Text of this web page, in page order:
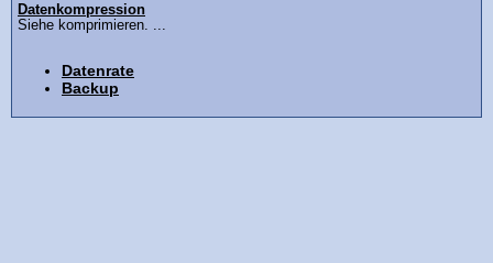
Datenkompression
Siehe komprimieren. ...
Datenrate
Backup